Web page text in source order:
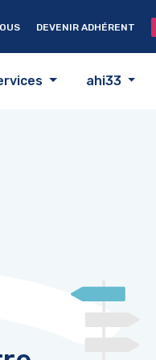
DEVENIR ADHÉRENT
ahi33